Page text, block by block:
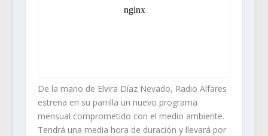
De la mano de Elvira Díaz Nevado, Radio Alfares
estrena en su parrilla un nuevo programa
mensual comprometido con el medio ambiente.
Tendrá una media hora de duración y llevará por